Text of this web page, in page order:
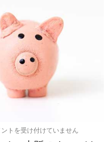
ントを受け付けていません